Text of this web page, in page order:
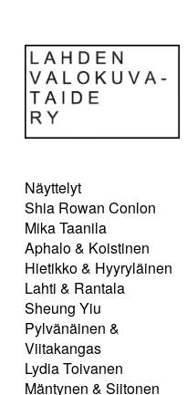
Näyttelyt
Shia Rowan Conlon
Mika Taanila
Aphalo & Koistinen
Hietikko & Hyyryläinen
Lahti & Rantala
Sheung Yiu
Pylvänäinen &
Viitakangas
Lydia Toivanen
Mäntynen & Siitonen